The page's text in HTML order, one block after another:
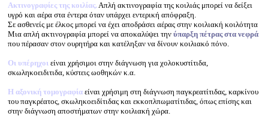
Ακτινογραφίες της κοιλίας. Απλή ακτινογραφία της κοιλιάς μπορεί να δείξει
υγρό και αέρα στα έντερα όταν υπάρχει εντερική απόφραξη.
Σε ασθενείς με έλκος μπορεί να έχει αποδράσει αέρας στην κοιλιακή κοιλότητα
Μια απλή ακτινογραφία μπορεί να αποκαλύψει την ύπαρξη πέτρας στα νεφρά
που πέρασαν στον ουρητήρα και κατέληξαν να δίνουν κοιλιακό πόνο.
Οι υπέρηχοι είναι χρήσιμοι στην διάγνωση για χολοκυστίτιδα,
σκωληκοειδιτιδα, κύστεις ωοθηκών κ.α.
Η αξονική τομογραφία είναι χρήσιμη στη διάγνωση παγκρεατίτιδας, καρκίνου
του παγκρέατος, σκωληκοειδίτιδας και εκκοπλπωματίτιδας, όπως επίσης και
στην διάγνωση αποστήματων στην κοιλιακή χώρα.